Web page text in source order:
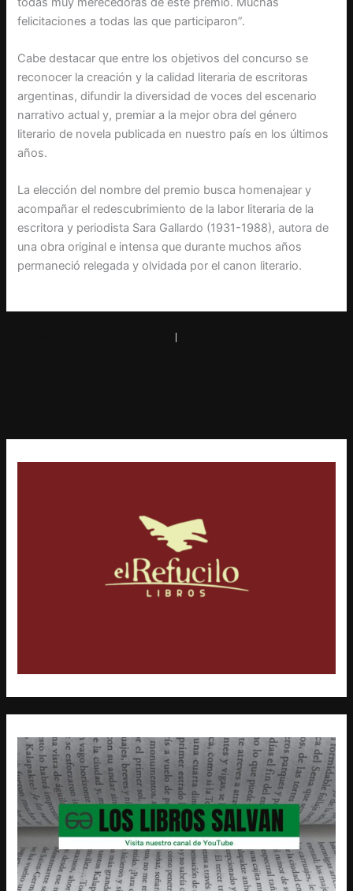
felicitaciones a todas las que participaron”.
Cabe destacar que entre los objetivos del concurso se
reconocer la creación y la calidad literaria de escritoras
argentinas, difundir la diversidad de voces del escenario
narrativo actual y, premiar a la mejor obra del género
literario de novela publicada en nuestro país en los últimos
años.
La elección del nombre del premio busca homenajear y
acompañar el redescubrimiento de la labor literaria de la
escritora y periodista Sara Gallardo (1931-1988), autora de
una obra original e intensa que durante muchos años
permaneció relegada y olvidada por el canon literario.